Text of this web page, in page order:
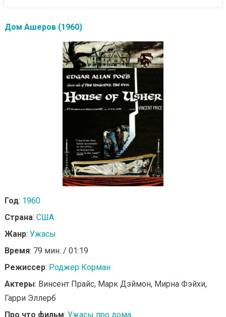
Дом Ашеров (1960)
Год: 1960
Страна: США
Жанр: Ужасы
Время: 79 мин. / 01:19
Режиссер: Роджер Корман
Актеры: Винсент Прайс, Марк Дэймон, Мирна Фэйхи,
Гарри Эллерб
Про что фильм: Ужасы про дома